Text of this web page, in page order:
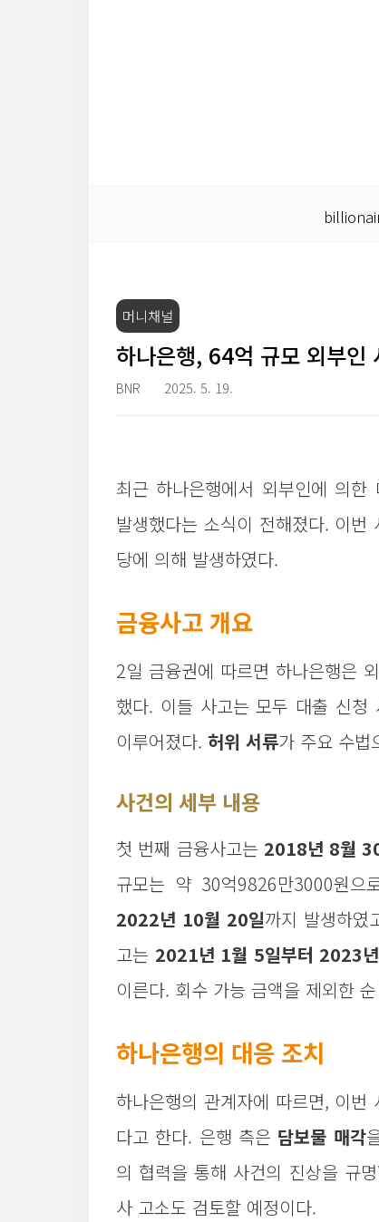
머니채널
하나은행, 64억 규모 외부인
BNR 2025. 5. 19.
최근 하나은행에서 외부인에 의
발생했다는 소식이 전해졌다. 이
당에 의해 발생하였다.
금융사고 개요
2일 금융권에 따르면 하나은행은
했다. 이들 사고는 모두 대출 신청
이루어졌다. 허위 서류가 주요 수법
사건의 세부 내용
첫 번째 금융사고는 2018년 8월
규모는 약 30억9826만3000원으
2022년 10월 20일까지 발생하
고는 2021년 1월 5일부터 2023
이른다. 회수 가능 금액을 제외한
하나은행의 대응 조치
하나은행의 관계자에 따르면, 이
다고 한다. 은행 측은 담보물 매각
의 협력을 통해 사건의 진상을 규
사 고소도 검토할 예정이다.